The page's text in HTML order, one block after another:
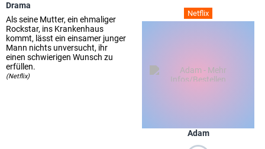
Netflix
Adam
Drama
Als seine Mutter, ein ehmaliger
Rockstar, ins Krankenhaus
kommt, lässt ein einsamer junger
Mann nichts unversucht, ihr
einen schwierigen Wunsch zu
erfüllen.
(Netflix)